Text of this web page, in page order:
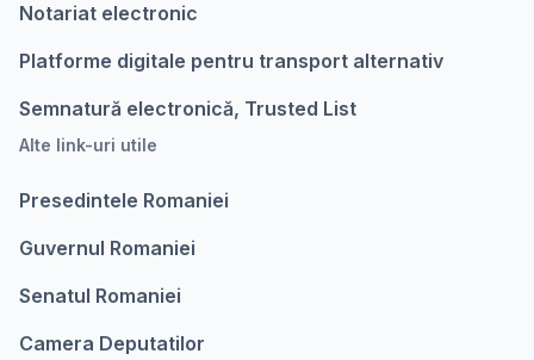
Notariat electronic
Platforme digitale pentru transport alternativ
Semnatură electronică, Trusted List
Alte link-uri utile
Presedintele Romaniei
Guvernul Romaniei
Senatul Romaniei
Camera Deputatilor